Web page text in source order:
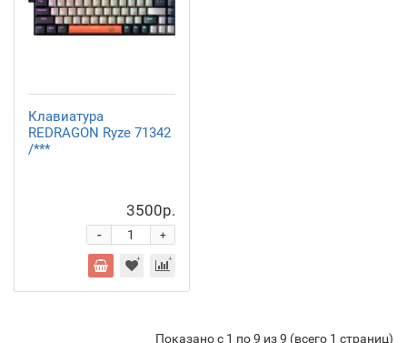
Клавиатура
REDRAGON Ryze 71342
/***
3500р.
+
-
Показано с 1 по 9 из 9 (всего 1 страниц)